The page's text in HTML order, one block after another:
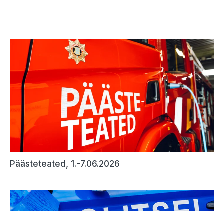
Päästeteated, 1.-7.06.2026